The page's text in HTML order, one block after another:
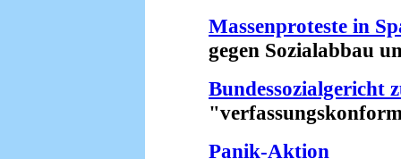
Massenproteste in
gegen Sozialabbau
Bundessozialgericht
Panik-Aktion